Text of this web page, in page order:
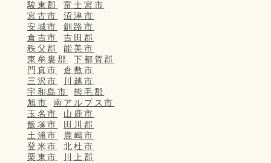
駿東郡
富士宮市
宮古市
沼津市
安城市
釧路市
倉吉市
吉田郡
秩父郡
能美市
東牟婁郡
下都賀郡
門真市
倉敷市
三沢市
川越市
宇和島市
熊毛郡
旭市
南アルプス市
玉名市
山鹿市
飯塚市
田川郡
土浦市
鹿嶋市
登米市
北杜市
栗東市
川上郡